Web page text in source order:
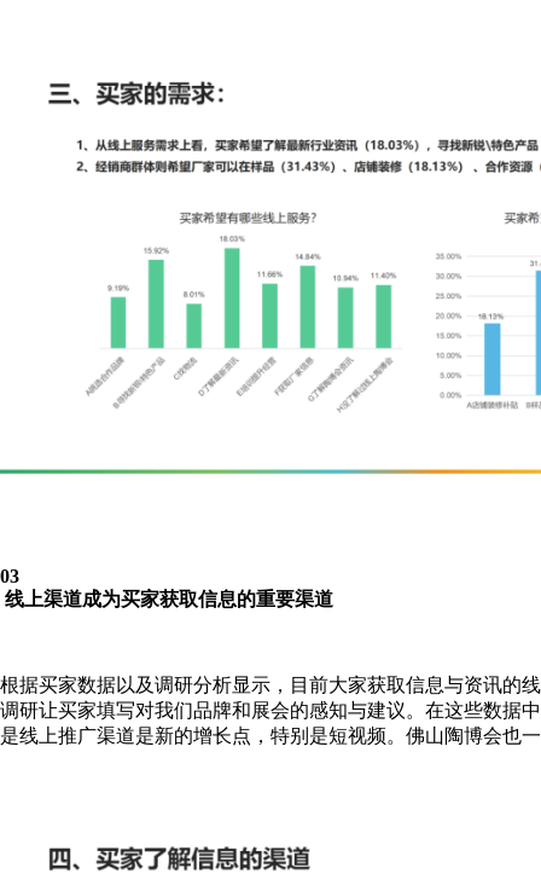
03
线上渠道成为买家获取信息的重要渠道
根据买家数据以及调研分析显示，目前大家获取信息与资讯的
调研让买家填写对我们品牌和展会的感知与建议。在这些数据
是线上推广渠道是新的增长点，特别是短视频。佛山陶博会也